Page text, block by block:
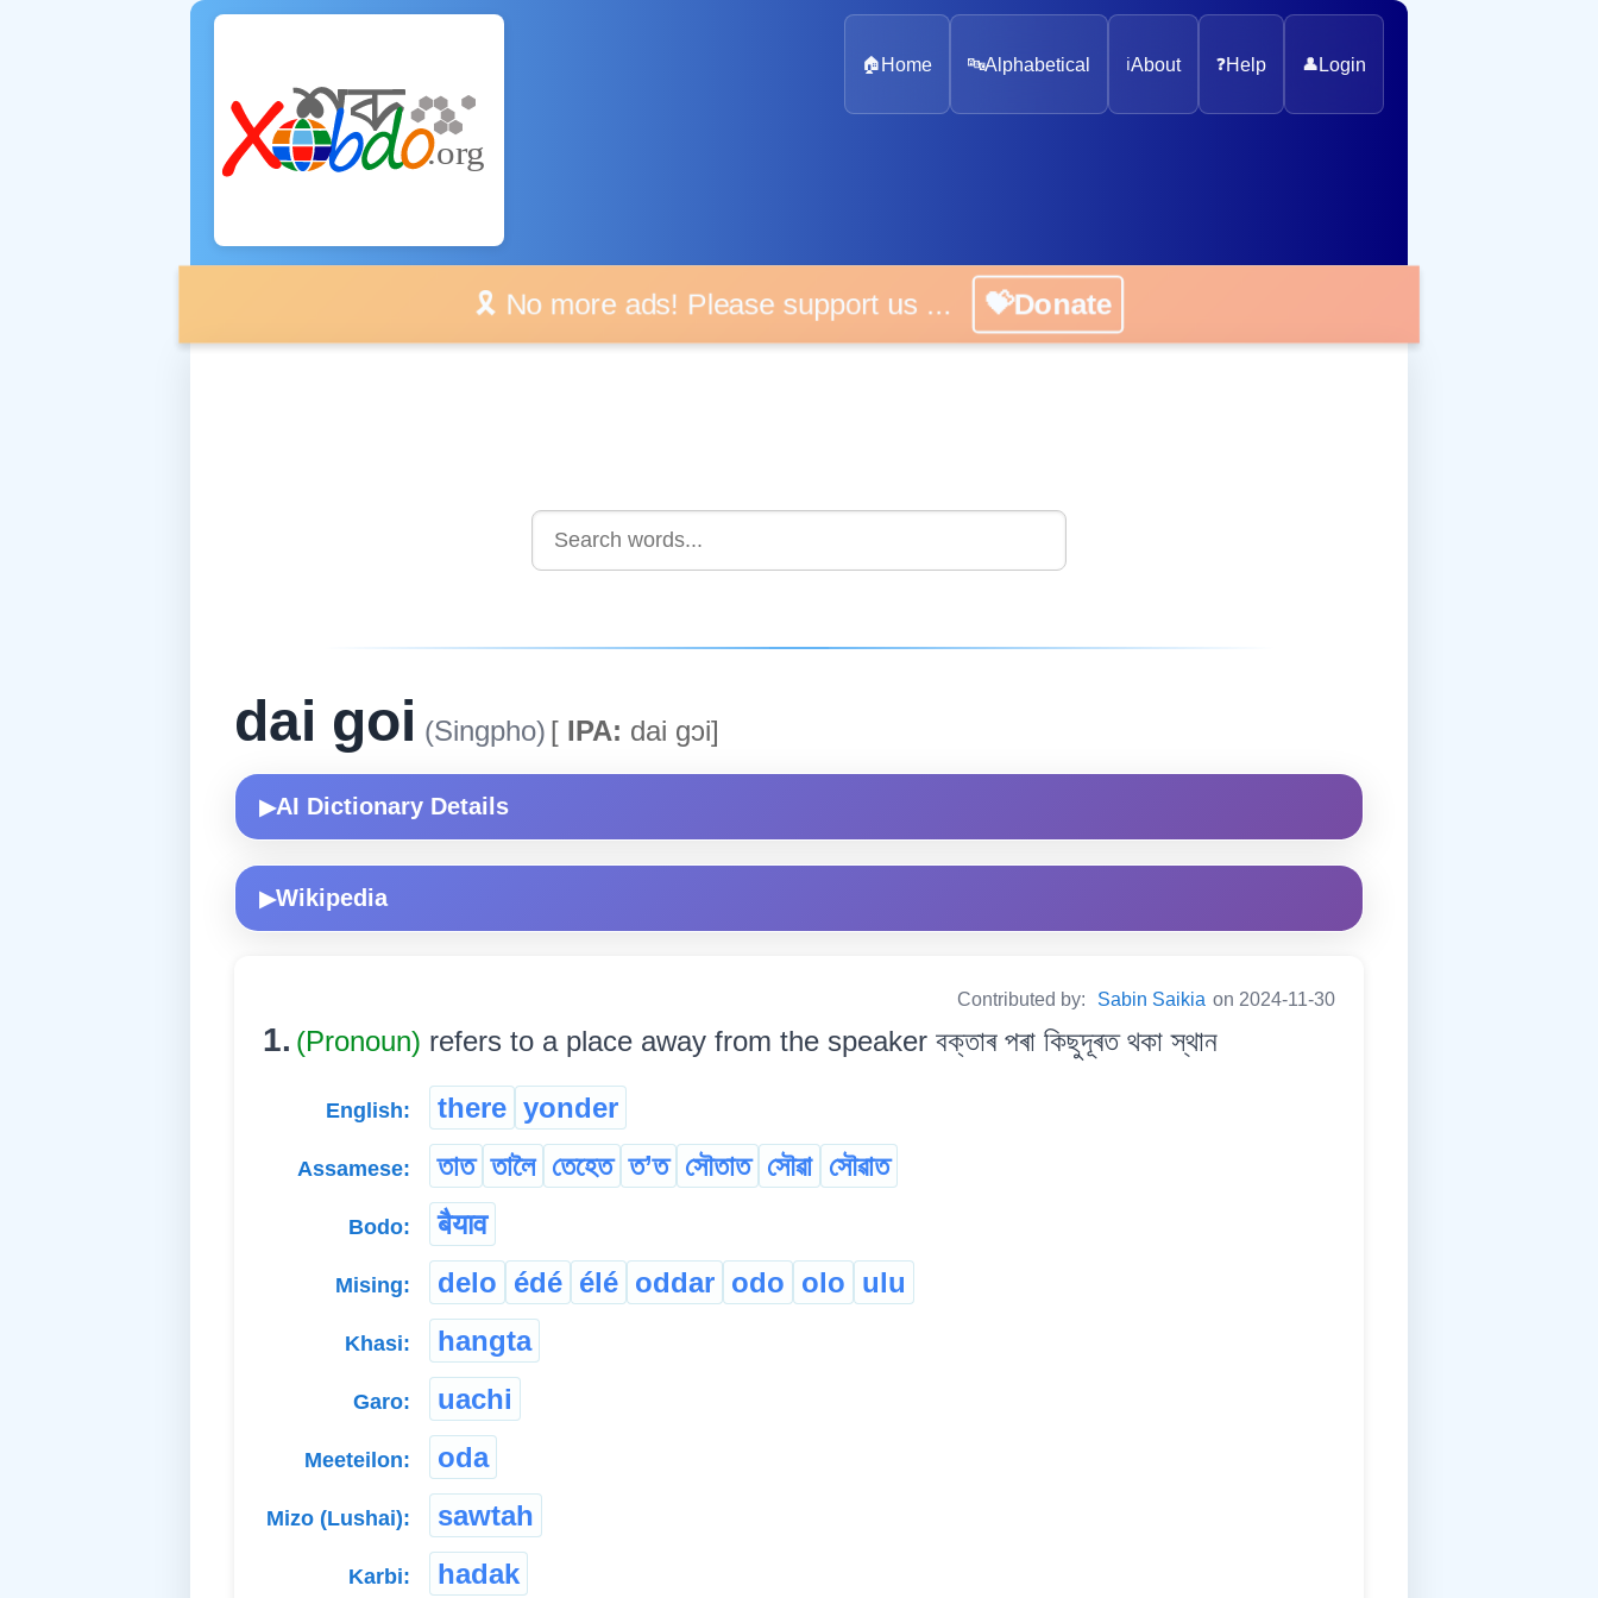
🏠 Home 🔤Alphabetical ℹ️About ❓Help 👤 Login
🎗️ No more ads! Please support us ... 💝Donate
dai goi (Singpho) [ IPA: dai gᴐi]
▶AI Dictionary Details
▶Wikipedia
Contributed by: Sabin Saikia on 2024-11-30
1. (Pronoun) refers to a place away from the speaker বক্তাৰ পৰা কিছুদূৰত থকা স্থান
English: there yonder
Assamese: তাত তালৈ তেহেত ত’ত সৌতাত সৌৱা সৌৱাত
Bodo: बैयाव
Mising: delo édé élé oddar odo olo ulu
Khasi: hangta
Garo: uachi
Meeteilon: oda
Mizo (Lushai): sawtah
Karbi: hadak